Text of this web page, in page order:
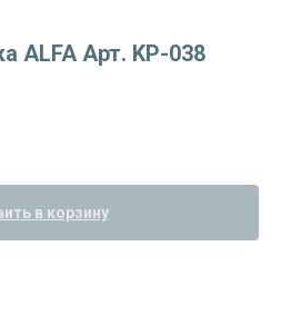
ALFA Арт. KP-038
в корзину